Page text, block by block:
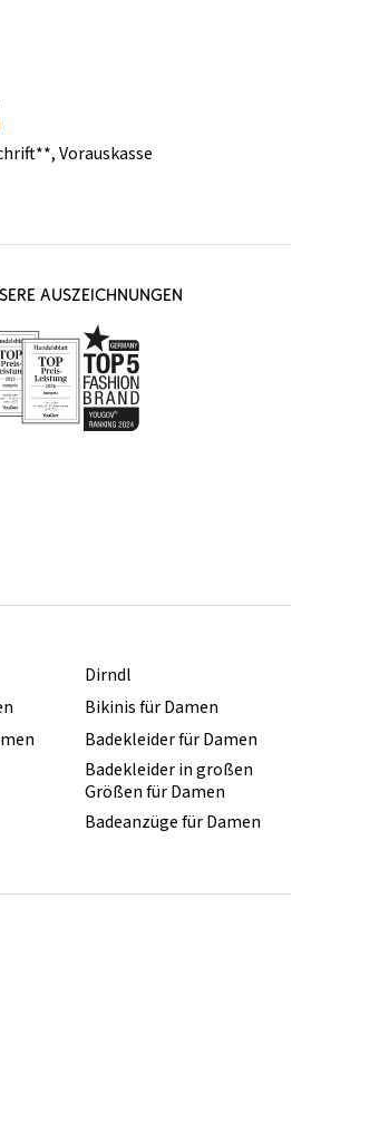
,Vorauskasse
AUSZEICHNUNGEN
Dirndl
Bikinis für Damen
Badekleider für Damen
Badekleider in großen
Größen für Damen
Badeanzüge für Damen